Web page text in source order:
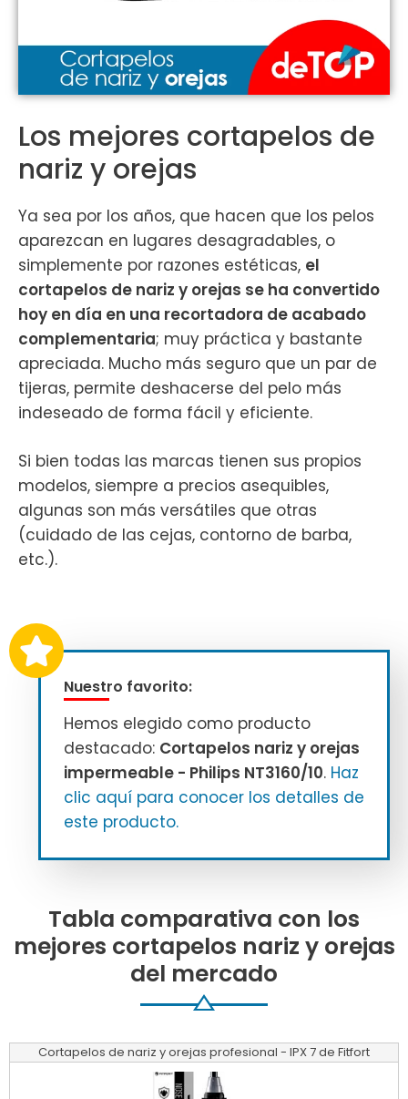
Los mejores cortapelos de
nariz y orejas
Ya sea por los años, que hacen que los pelos
aparezcan en lugares desagradables, o
simplemente por razones estéticas, el
cortapelos de nariz y orejas se ha convertido
hoy en día en una recortadora de acabado
complementaria; muy práctica y bastante
apreciada. Mucho más seguro que un par de
tijeras, permite deshacerse del pelo más
indeseado de forma fácil y eficiente.
Si bien todas las marcas tienen sus propios
modelos, siempre a precios asequibles,
algunas son más versátiles que otras
(cuidado de las cejas, contorno de barba,
etc.).
Nuestro favorito:
Hemos elegido como producto
destacado: Cortapelos nariz y orejas
impermeable - Philips NT3160/10. Haz
clic aquí para conocer los detalles de
este producto.
Tabla comparativa con los
mejores cortapelos nariz y orejas
del mercado
Cortapelos de nariz y orejas profesional - IPX 7 de Fitfort